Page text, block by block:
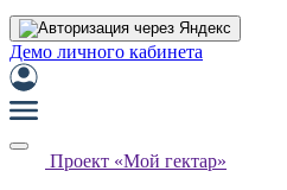
Демо личного кабинета
Проект «Мой гектар»